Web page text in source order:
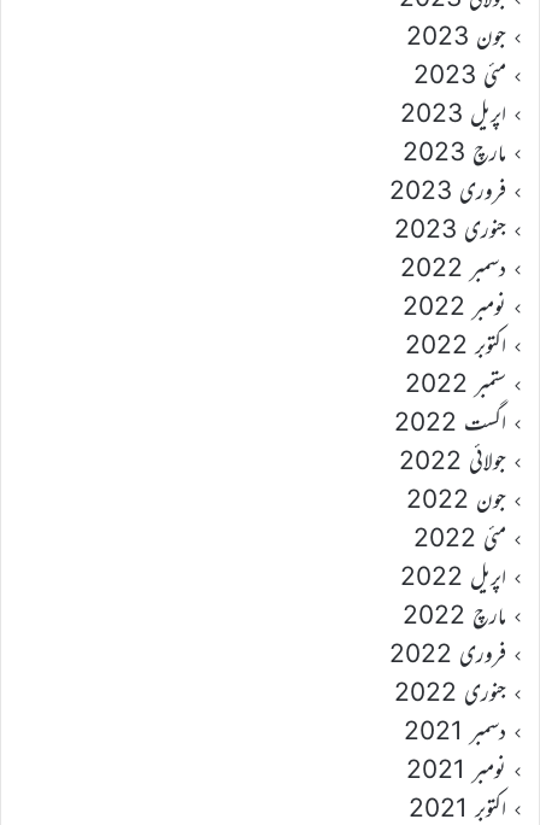
جون 2023
مئی 2023
اپریل 2023
مارچ 2023
فروری 2023
جنوری 2023
دسمبر 2022
نومبر 2022
اکتوبر 2022
ستمبر 2022
اگست 2022
جولائی 2022
جون 2022
مئی 2022
اپریل 2022
مارچ 2022
فروری 2022
جنوری 2022
دسمبر 2021
نومبر 2021
اکتوبر 2021